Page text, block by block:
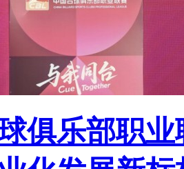
俱乐部职